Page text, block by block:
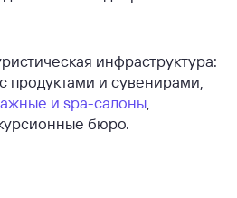
инфраструктура:
продуктами и сувенирами,
и spa-салоны,
бюро.